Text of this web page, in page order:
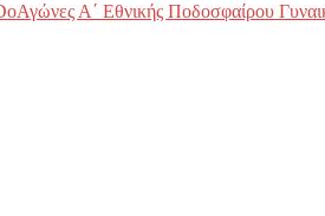
Αγώνες Α΄ Εθνικής Ποδοσφαίρου